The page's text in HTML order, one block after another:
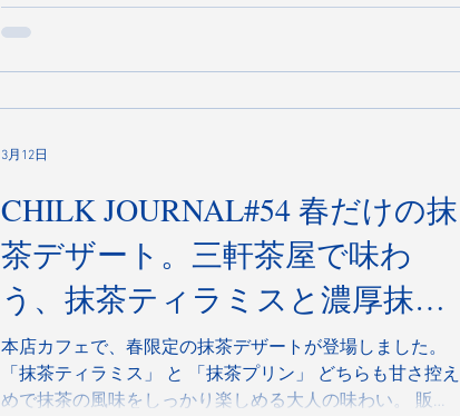
る大人の味わい。 販売は4月いっぱいまでの予定です。
ぜひ春のカフェ時間にお試しください!!
CHILK JOURNAL#54 春だけの抹
茶デザート。三軒茶屋で味わ
う、抹茶ティラミスと濃厚抹茶
プリン
本店カフェで、春限定の抹茶デザートが登場しました。
「抹茶ティラミス」 と 「抹茶プリン」 どちらも甘さ控え
めで抹茶の風味をしっかり楽しめる大人の味わい。 販売
3月12日